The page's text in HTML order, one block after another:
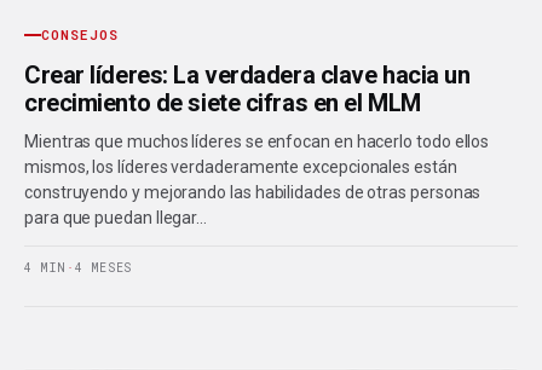
CONSEJOS
Crear líderes: La verdadera clave hacia un
crecimiento de siete cifras en el MLM
Mientras que muchos líderes se enfocan en hacerlo todo ellos
mismos, los líderes verdaderamente excepcionales están
construyendo y mejorando las habilidades de otras personas
para que puedan llegar…
4 MIN · 4 MESES